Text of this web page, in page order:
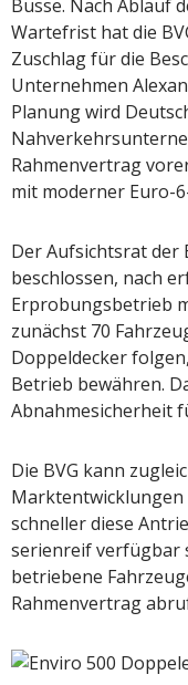
Busse. Nach Ablauf
Wartefrist hat die
Zuschlag für die
Unternehmen
Planung wird
Rahmenvertrag
mit moderner Euro-
Der Aufsichtsrat der
beschlossen, nach
Erprobungsbetrieb
zunächst 70
Doppeldecker
Betrieb bewähren.
Abnahmesicherheit
Die BVG kann
Marktentwicklungen
schneller diese
serienreif verfügbar
betriebene
Rahmenvertrag